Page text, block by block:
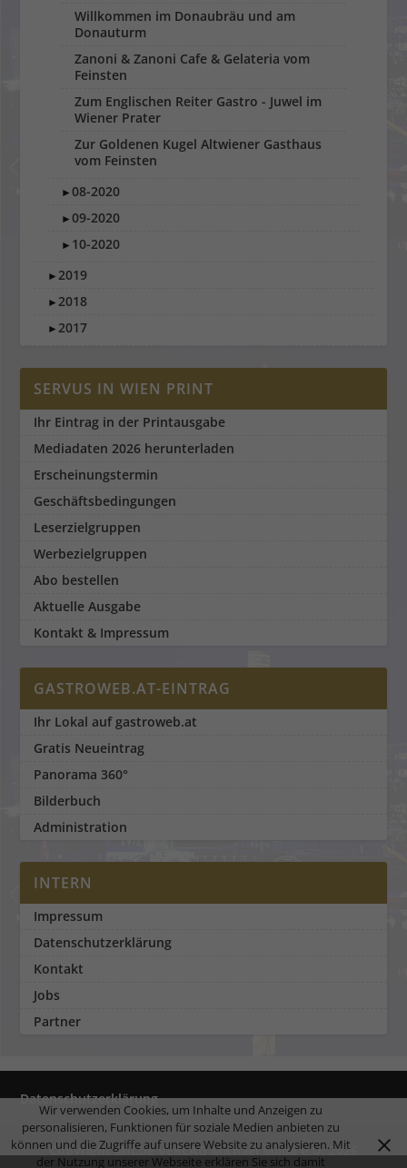
Willkommen im Donaubräu und am
Donauturm
Zanoni & Zanoni Cafe & Gelateria vom
Feinsten
Zum Englischen Reiter Gastro - Juwel im
Wiener Prater
Zur Goldenen Kugel Altwiener Gasthaus
vom Feinsten
►08-2020
►09-2020
► 10-2020
►2019
►2018
►2017
SERVUS IN WIEN PRINT
Ihr Eintrag in der Printausgabe
Mediadaten 2026 herunterladen
Erscheinungstermin
Geschäftsbedingungen
Leserzielgruppen
Werbezielgruppen
Abo bestellen
Aktuelle Ausgabe
Kontakt & Impressum
GASTROWEB.AT-EINTRAG
Ihr Lokal auf gastroweb.at
Gratis Neueintrag
Panorama 360°
Bilderbuch
Administration
INTERN
Impressum
Datenschutzerklärung
Kontakt
Jobs
Partner
Datenschutzerklärung
Copyright MILDE VERLAG Michael Milde e.U. 2026
Wir verwenden Cookies, um Inhalte und Anzeigen zu
personalisieren, Funktionen für soziale Medien anbieten zu
können und die Zugriffe auf unsere Website zu analysieren. Mit
der Nutzung unserer Webseite erklären Sie sich damit